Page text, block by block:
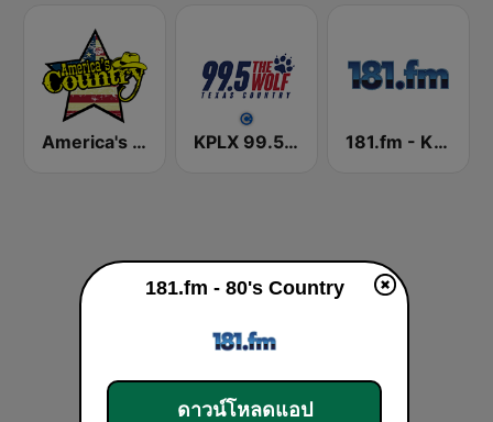
America's Country KPLX 99.5 The Wolf FM 181.fm - Kickin' Country
181.fm - 80's Country
ดาวน์โหลดแอป